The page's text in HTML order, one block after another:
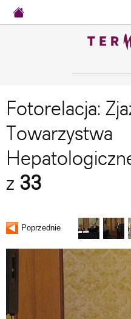
Fotorelacja:
Towarzystwa
z 33
Poprzednie